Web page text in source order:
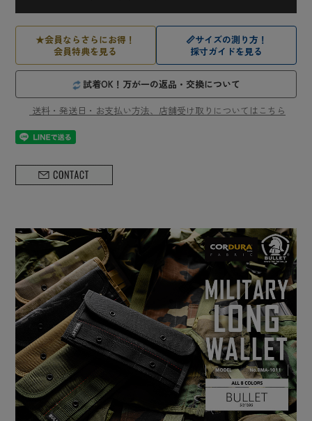
★会員ならさらにお得！
会員特典を見る
📏サイズの測り方！
採寸ガイドを見る
試着OK！万が一の返品・交換について
送料・発送日・お支払い方法、店舗受け取りについてはこちら